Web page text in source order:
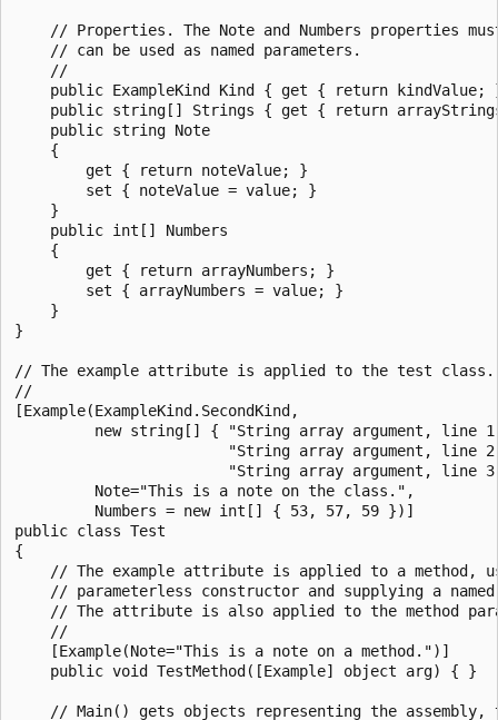
// Properties. The Note and Numbers properties
    // can be used as named parameters.
    //
public ExampleKind Kind { get { return kindValue;
public string[] Strings { get { return
    public string Note
    {
        get { return noteValue; }
        set { noteValue = value; }
    }
    public int[] Numbers
    {
        get { return arrayNumbers; }
        set { arrayNumbers = value; }
    }
}
// The example attribute is applied to the test class.
//
[Example(ExampleKind.SecondKind,
new string[] { "String array argument, line
"String array argument, line
"String array argument, line
         Note="This is a note on the class.",
         Numbers = new int[] { 53, 57, 59 })]
public class Test
{
// The example attribute is applied to a method,
// parameterless constructor and supplying a
// The attribute is also applied to the method
    //
    [Example(Note="This is a note on a method.")]
    public void TestMethod([Example] object arg) { }
// Main() gets objects representing the assembly,